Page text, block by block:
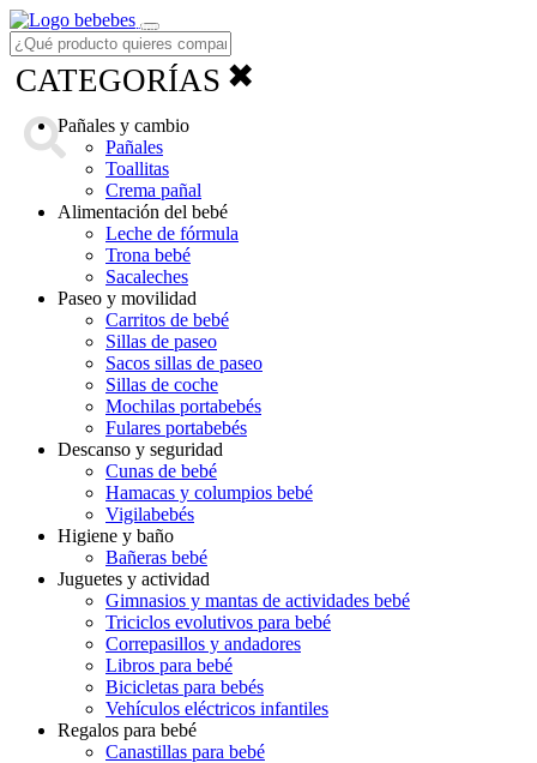
Menú
CATEGORÍAS ✖
Pañales y cambio
Pañales
Toallitas
Crema pañal
Alimentación del bebé
Leche de fórmula
Trona bebé
Sacaleches
Paseo y movilidad
Carritos de bebé
Sillas de paseo
Sacos sillas de paseo
Sillas de coche
Mochilas portabebés
Fulares portabebés
Descanso y seguridad
Cunas de bebé
Hamacas y columpios bebé
Vigilabebés
Higiene y baño
Bañeras bebé
Juguetes y actividad
Gimnasios y mantas de actividades bebé
Triciclos evolutivos para bebé
Correpasillos y andadores
Libros para bebé
Bicicletas para bebés
Vehículos eléctricos infantiles
Regalos para bebé
Canastillas para bebé